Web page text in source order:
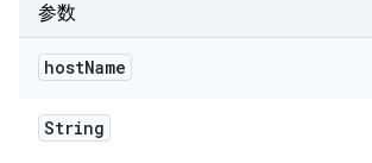
参数
hostName
String